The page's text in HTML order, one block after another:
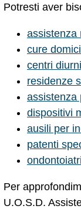
Potresti aver
assistenza
cure
centri
residenze
assistenza
dispositivi
ausili per
patenti
Per
U.O.S.D.